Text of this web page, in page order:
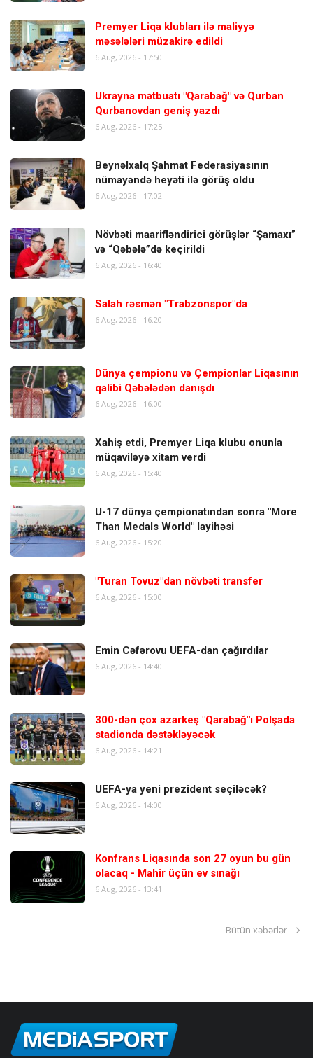
Premyer Liqa klubları ilə maliyyə
məsələləri müzakirə edildi
6 Aug, 2026 - 17:50
Ukrayna mətbuatı "Qarabağ" və Qurban
Qurbanovdan geniş yazdı
6 Aug, 2026 - 17:25
Beynəlxalq Şahmat Federasiyasının
nümayəndə heyəti ilə görüş oldu
6 Aug, 2026 - 17:02
Növbəti maarifləndirici görüşlər “Şamaxı”
və “Qəbələ”də keçirildi
6 Aug, 2026 - 16:40
Salah rəsmən "Trabzonspor"da
6 Aug, 2026 - 16:20
Dünya çempionu və Çempionlar Liqasının
qalibi Qəbələdən danışdı
6 Aug, 2026 - 16:00
Xahiş etdi, Premyer Liqa klubu onunla
müqaviləyə xitam verdi
6 Aug, 2026 - 15:40
U-17 dünya çempionatından sonra "More
Than Medals World" layihəsi
6 Aug, 2026 - 15:20
"Turan Tovuz"dan növbəti transfer
6 Aug, 2026 - 15:00
Emin Cəfərovu UEFA-dan çağırdılar
6 Aug, 2026 - 14:40
300-dən çox azarkeş "Qarabağ"ı Polşada
stadionda dəstəkləyəcək
6 Aug, 2026 - 14:21
UEFA-ya yeni prezident seçiləcək?
6 Aug, 2026 - 14:00
Konfrans Liqasında son 27 oyun bu gün
olacaq - Mahir üçün ev sınağı
6 Aug, 2026 - 13:41
Bütün xəbərlər